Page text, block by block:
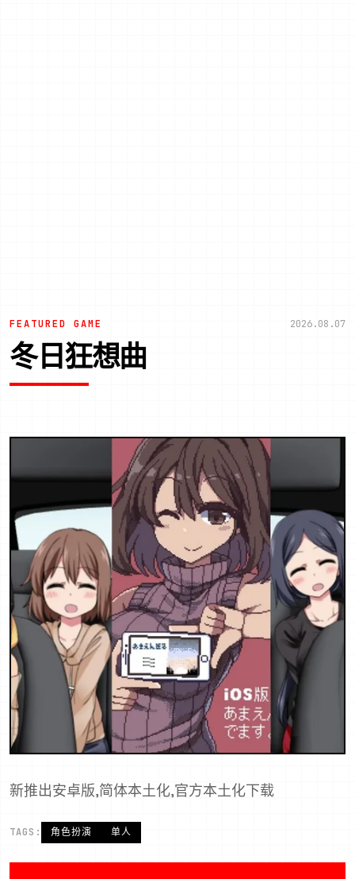
FEATURED GAME 2026.08.07
冬日狂想曲
新推出安卓版,简体本土化,官方本土化下载
TAGS: 角色扮演 单人